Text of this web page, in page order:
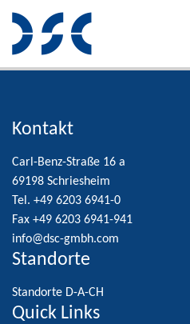
Kontakt
Carl-Benz-Straße 16 a
69198 Schriesheim
Tel. +49 6203 6941-0
Fax +49 6203 6941-941
info@dsc-gmbh.com
Standorte
Standorte D-A-CH
Quick Links